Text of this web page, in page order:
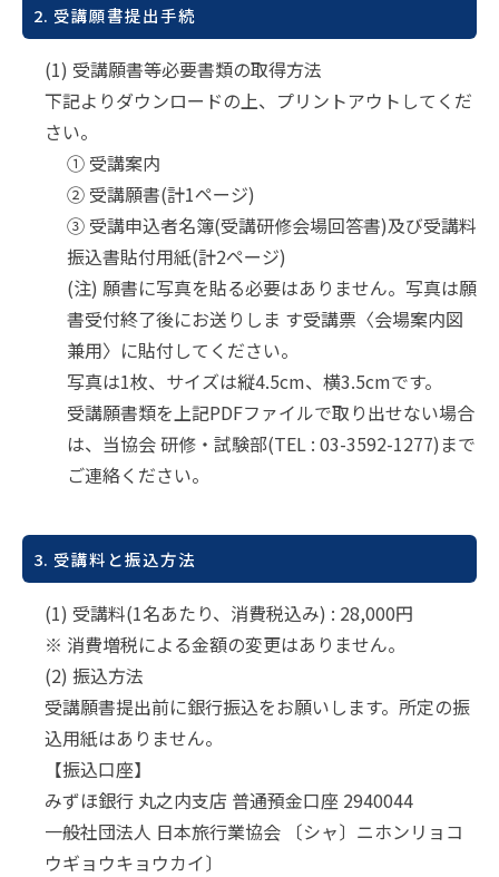
2. 受講願書提出手続
(1) 受講願書等必要書類の取得方法
下記よりダウンロードの上、プリントアウトしてくだ
さい。
① 受講案内
② 受講願書(計1ページ)
③ 受講申込者名簿(受講研修会場回答書)及び受講料
振込書貼付用紙(計2ページ)
(注) 願書に写真を貼る必要はありません。写真は願
書受付終了後にお送りしま す受講票〈会場案内図
兼用〉に貼付してください。
写真は1枚、サイズは縦4.5cm、横3.5cmです。
受講願書類を上記PDFファイルで取り出せない場合
は、当協会 研修・試験部(TEL : 03-3592-1277)まで
ご連絡ください。
3. 受講料と振込方法
(1) 受講料(1名あたり、消費税込み) : 28,000円
※ 消費増税による金額の変更はありません。
(2) 振込方法
受講願書提出前に銀行振込をお願いします。所定の振
込用紙はありません。
【振込口座】
みずほ銀行 丸之内支店 普通預金口座 2940044
一般社団法人 日本旅行業協会 〔シャ〕ニホンリョコ
ウギョウキョウカイ〕